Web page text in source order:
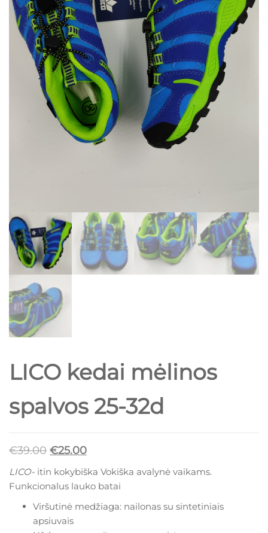
LICO kedai mėlinos
spalvos 25-32d
€39.00 Original
price
was:
€39.00.
€25.00Current
price
is:
€25.00.
LICO- itin kokybiška Vokiška avalynė vaikams.
Funkcionalus lauko batai
Viršutinė medžiaga: nailonas su sintetiniais
apsiuvais